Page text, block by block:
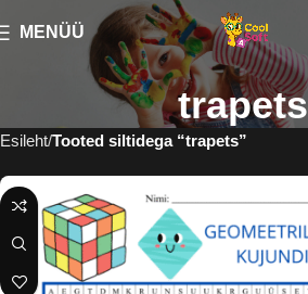
MENÜÜ
trapets
Esileht Tooted siltidega “trapets”